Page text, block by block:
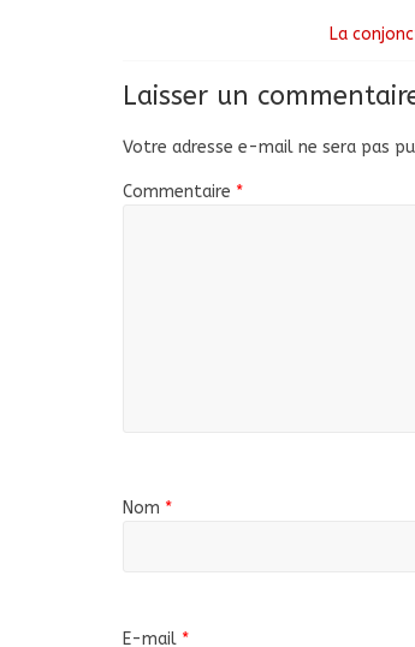
La
Laisser un
Votre adresse e-mail ne sera pas
Commentaire *
Nom *
E-mail *